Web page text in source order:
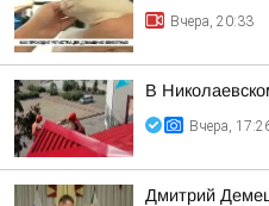
Вчера, 20:33
В
Вчера,
Дмитрий